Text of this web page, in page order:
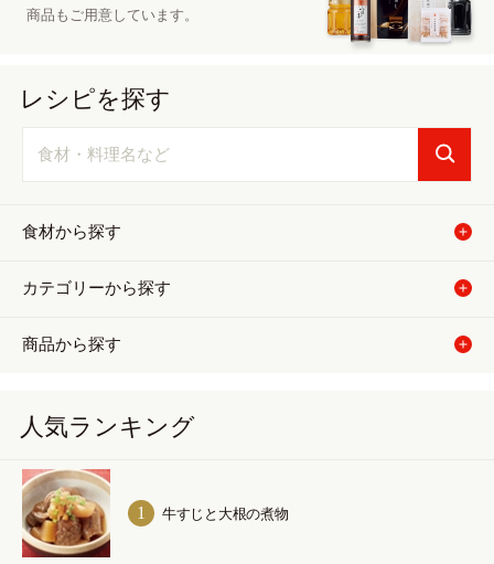
商品も ご用意しています。
レシピを探す
食材から探す
カテゴリーから探す
商品から探す
人気ランキング
牛すじと大根の煮物